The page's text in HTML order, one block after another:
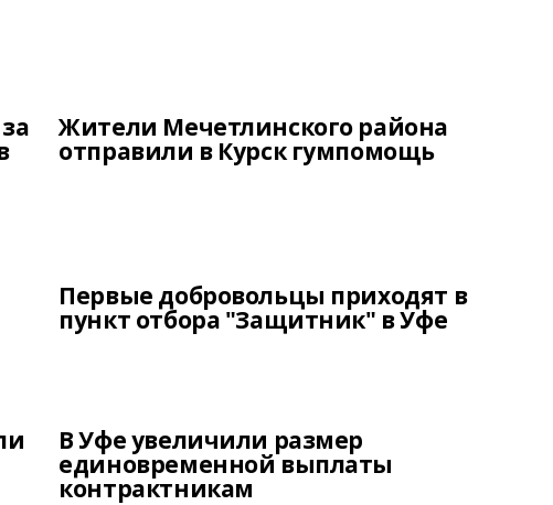
Жители Мечетлинского района
отправили в Курск гумпомощь
Первые добровольцы приходят в
пункт отбора "Защитник" в Уфе
В Уфе увеличили размер
единовременной выплаты
контрактникам